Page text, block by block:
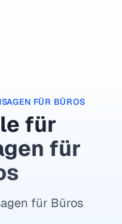
FÜR BÜROS
für
für
für Büros